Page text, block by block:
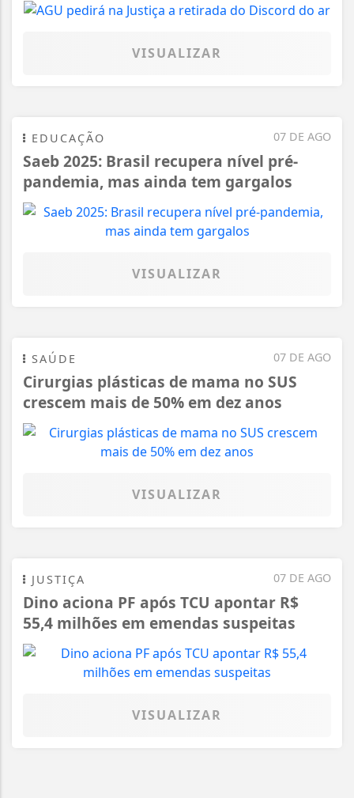
VISUALIZAR
07 DE AGO
EDUCAÇÃO
Saeb 2025: Brasil recupera nível pré-
pandemia, mas ainda tem gargalos
VISUALIZAR
07 DE AGO
SAÚDE
Cirurgias plásticas de mama no SUS
crescem mais de 50% em dez anos
VISUALIZAR
07 DE AGO
JUSTIÇA
Dino aciona PF após TCU apontar R$
55,4 milhões em emendas suspeitas
VISUALIZAR